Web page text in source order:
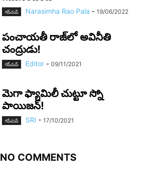
గ‌ప్‌చుప్ Narasimha Rao Pala - 19/06/2022
పంచాయ‌తీ రాజ్‌లో అవినీతి
చంద్రుడు!
గ‌ప్‌చుప్ Editor - 09/11/2021
మెగా ఫ్యామిలీ చుట్టూ స్నో
పాయిజ‌న్‌!
గ‌ప్‌చుప్ SRI - 17/10/2021
NO COMMENTS